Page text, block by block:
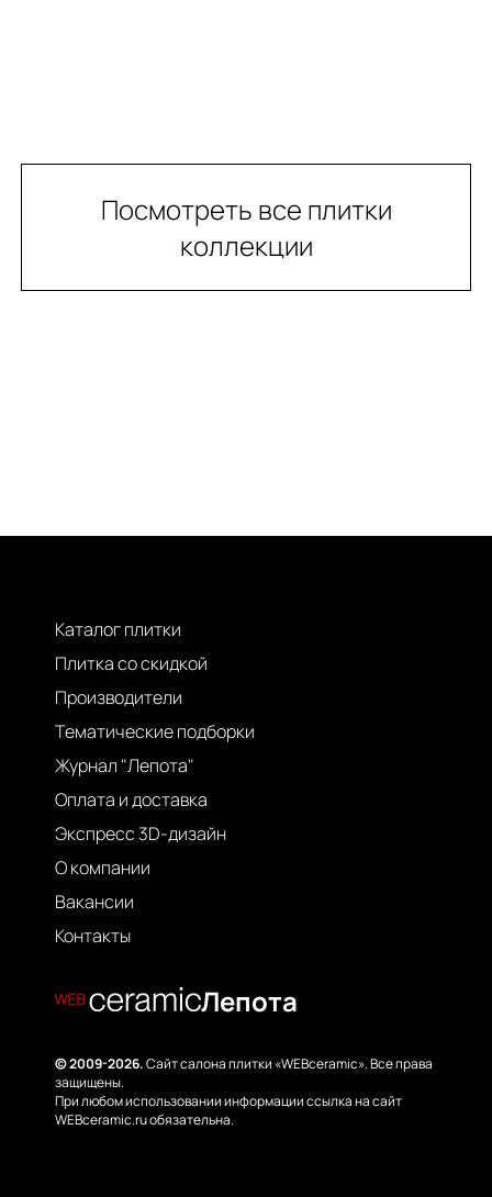
Посмотреть все плитки
коллекции
Каталог плитки
Плитка со скидкой
Производители
Тематические подборки
Журнал "Лепота"
Оплата и доставка
Экспресс 3D-дизайн
О компании
Вакансии
Контакты
© 2009-2026.Сайт салона плитки «WEBceramic». Все права
защищены.
При любом использовании информации ссылка на сайт
WEBceramic.ru обязательна.
Лепота